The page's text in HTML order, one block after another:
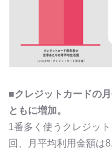
■クレジットカードの
ともに増加。
1番多く使うクレジッ
回、月平均利用金額は